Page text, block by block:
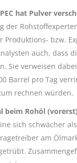
hat Pulver
der
Produktions- bzw.
auch, dass
Sie verweisen
Barrel pro Tag
rechnen würden.
beim Rohöl
sich schwächer
am